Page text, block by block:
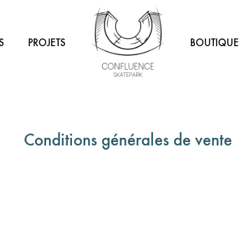
PROJETS
rampes.
BOUTIQUE
Conditions générales de vente